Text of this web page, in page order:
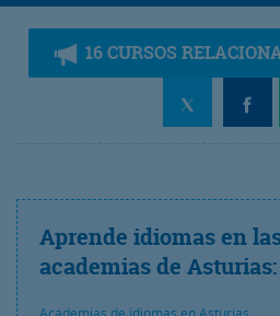
16 CURSOS
Aprende idiomas en
academias de Asturias: